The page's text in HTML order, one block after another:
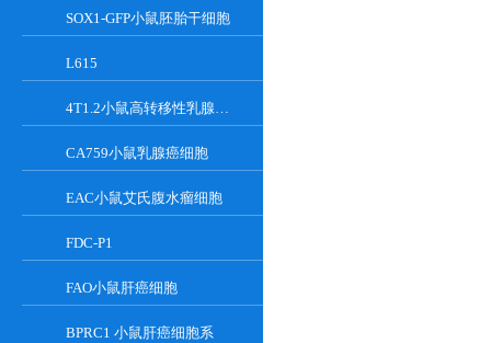
SOX1-GFP小鼠胚胎干细胞
L615
4T1.2小鼠高转移性乳腺癌细胞
CA759小鼠乳腺癌细胞
EAC小鼠艾氏腹水瘤细胞
FDC-P1
FAO小鼠肝癌细胞
BPRC1 小鼠肝癌细胞系